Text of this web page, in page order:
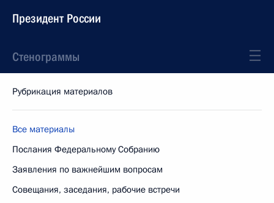
Президент России
Стенограммы
Рубрикация материалов
Все материалы
Послания Федеральному Собранию
Заявления по важнейшим вопросам
Совещания, заседания, рабочие встречи